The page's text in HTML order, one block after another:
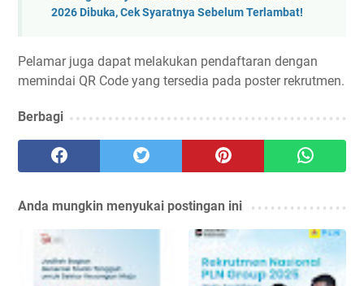
2026 Dibuka, Cek Syaratnya Sebelum Terlambat!
Pelamar juga dapat melakukan pendaftaran dengan
memindai QR Code yang tersedia pada poster rekrutmen.
Berbagi
Anda mungkin menyukai postingan ini